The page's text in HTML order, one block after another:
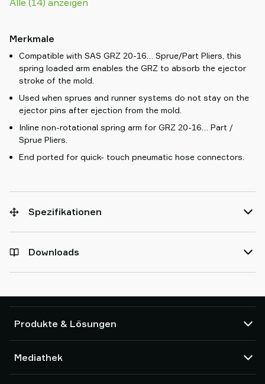
Alle (14) anzeigen
Merkmale
Compatible with SAS GRZ 20-16… Sprue/Part Pliers, this
spring loaded arm enables the GRZ to absorb the ejector
stroke of the mold.
Used when sprues and runner systems do not stay on the
ejector pins after ejection from the mold.
Inline non-rotational spring arm for GRZ 20-16… Part /
Sprue Pliers.
End ported for quick- touch pneumatic hose connectors.
Spezifikationen
Downloads
Produkte & Lösungen
Saugnäpfe und Soft-Gripper
Komponenten des Robot End Of Arm Tooling (EOAT)
Mediathek